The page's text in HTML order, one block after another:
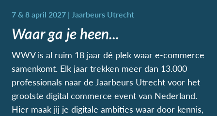
Waar ga je heen...
WWV is al ruim 18 jaar dé plek waar e-commerce
samenkomt. Elk jaar trekken meer dan 13.000
professionals naar de Jaarbeurs Utrecht voor het
grootste digital commerce event van Nederland.
Hier maak jij je digitale ambities waar door kennis,